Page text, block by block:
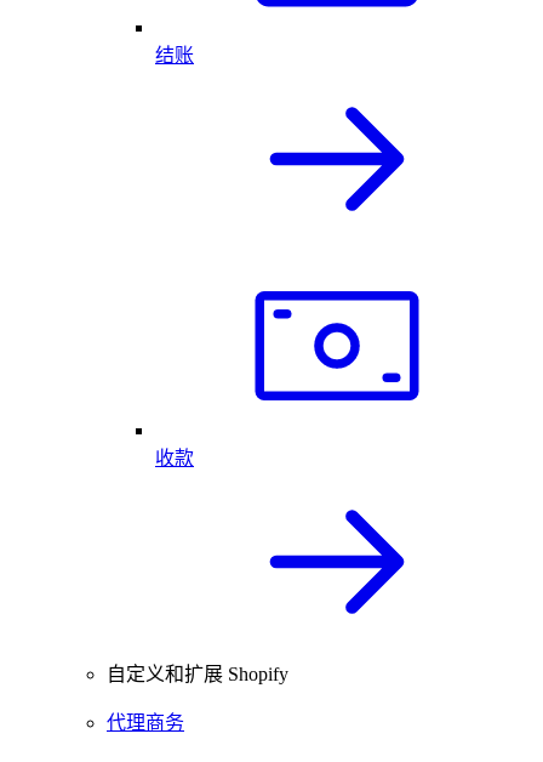
结账
收款
自定义和扩展 Shopify
代理商务